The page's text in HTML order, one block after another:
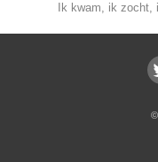
Ik kwam, ik
©